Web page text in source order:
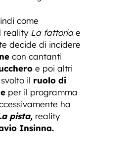
come
reality La fattoriae
decide di incidere
con cantanti
e poi altri
il ruolo di
per il programma
ha
pista, reality
Insinna.